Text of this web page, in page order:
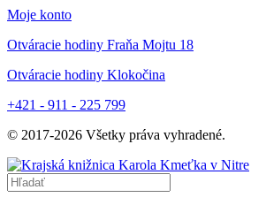
Moje konto
Otváracie hodiny Fraňa Mojtu 18
Otváracie hodiny Klokočina
+421 - 911 - 225 799
© 2017-2026 Všetky práva vyhradené.